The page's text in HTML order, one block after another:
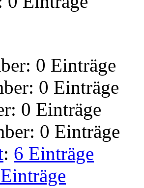
0 Einträge
0 Einträge
0 Einträge
0 Einträge
: 6 Einträge